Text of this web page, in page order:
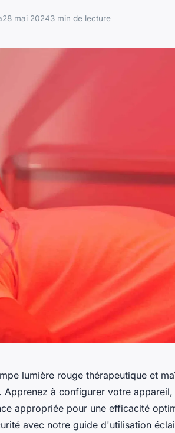
28 mai 20243 min de lecture
lumière rouge thérapeutique et
à configurer votre
appropriée pour une efficacité
avec notre guide d'utilisation